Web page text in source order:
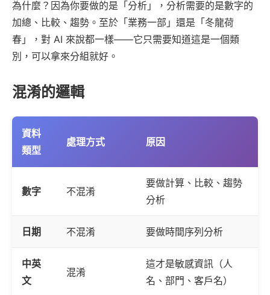
為什麼？因為你要做的是「分析」，分析需要的是數字的
加總、比較、趨勢。至於「業務一部」還是「冬龍荷
春」，對 AI 來說都一樣——它只需要知道這是一個類
別，可以拿來分組就好。
混淆的邏輯
資料
類型
處理方式 原因
數字 不混淆
要做計算、比較、趨勢
分析
日期 不混淆 要做時間序列分析
中英
文
混淆
這才是敏感資訊（人
名、部門、客戶名）